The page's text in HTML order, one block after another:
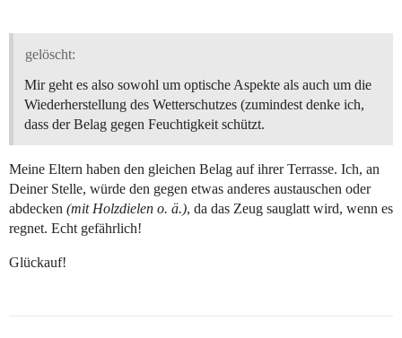
gelöscht:
Mir geht es also sowohl um optische Aspekte als auch um die
Wiederherstellung des Wetterschutzes (zumindest denke ich,
dass der Belag gegen Feuchtigkeit schützt.
Meine Eltern haben den gleichen Belag auf ihrer Terrasse. Ich, an
Deiner Stelle, würde den gegen etwas anderes austauschen oder
abdecken (mit Holzdielen o. ä.), da das Zeug sauglatt wird, wenn es
regnet. Echt gefährlich!
Glückauf!